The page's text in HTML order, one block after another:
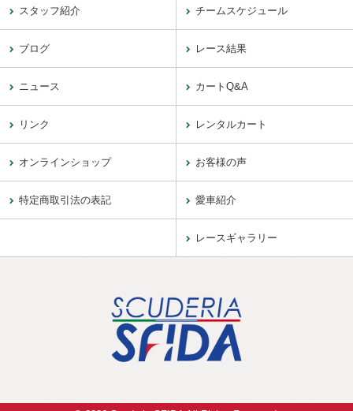
スタッフ紹介 チームスケジュール
ブログ レース結果
ニュース カートQ&A
リンク レンタルカート
オンラインショップ お客様の声
特定商取引法の表記 愛車紹介
レースギャラリー